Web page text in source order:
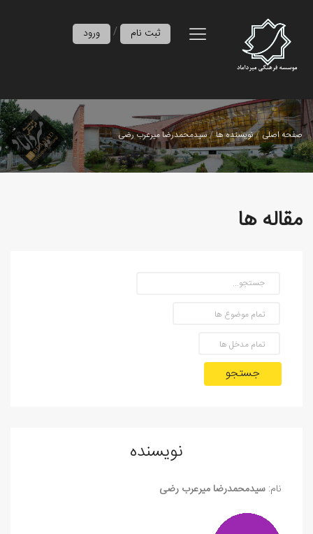
ورود / ثبت نام
صفحه اصلی نویسنده ها سیدمحمدرضا میرعرب‌ رضی
مقاله ها
جستجو
نویسنده
نام: سیدمحمدرضا میرعرب‌ رضی